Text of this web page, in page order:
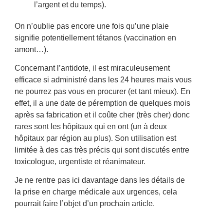
l’argent et du temps).
On n’oublie pas encore une fois qu’une plaie
signifie potentiellementtétanos (vaccination en
amont…).
Concernant l’antidote, il est miraculeusement
efficace si administré dans les 24 heures mais vous
ne pourrez pas vous en procurer (et tant mieux). En
effet, il a une date de péremption de quelques mois
après sa fabrication et il coûte cher (très cher) donc
rares sont les hôpitaux qui en ont (un à deux
hôpitaux par région au plus). Son utilisation est
limitée à des cas très précis qui sont discutés entre
toxicologue, urgentiste et réanimateur.
Je ne rentre pas ici davantage dans les détails de
la prise en charge médicale aux urgences, cela
pourrait faire l’objet d’un prochain article.